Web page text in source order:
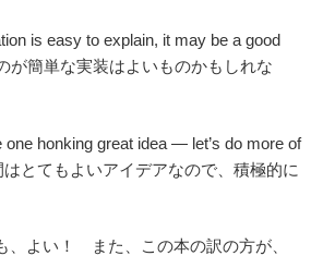
is easy to explain, it may be a good
簡単な実装はよいものかもしれな
honking great idea — let’s do more of
とてもよいアイデアなので、積極的に
、よい！ また、この本の訳の方が、